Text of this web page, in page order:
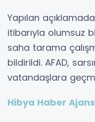
Yapılan
itibarıyla olumsuz
saha tarama
bildirildi. AFAD,
vatandaşlara
Hibya Haber